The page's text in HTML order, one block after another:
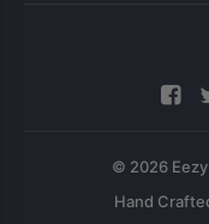
© 2026